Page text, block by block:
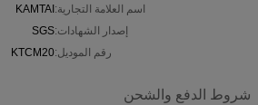
اسم العلامة التجارية:KAMTAI
إصدار الشهادات:SGS
رقم الموديل:KTCM20
شروط الدفع والشحن